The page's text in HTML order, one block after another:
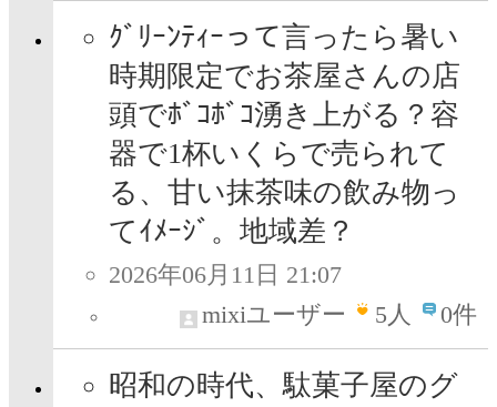
ｸﾞﾘｰﾝﾃｨｰって言ったら暑い
時期限定でお茶屋さんの店
頭でﾎﾞｺﾎﾞｺ湧き上がる？容
器で1杯いくらで売られて
る、甘い抹茶味の飲み物っ
てｲﾒｰｼﾞ。地域差？
2026年06月11日 21:07
mixiユーザー
5人 0件
昭和の時代、駄菓子屋のグ